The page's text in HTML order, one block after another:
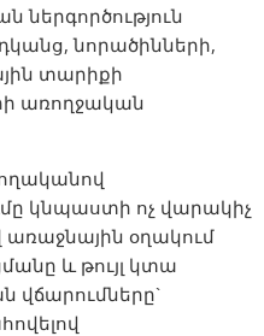
ներգործություն
նորածինների,
տարիքի
առողջական
կնպաստի ոչ վարակիչ
առաջնային օղակում
և թույլ կտա
վճարումները`